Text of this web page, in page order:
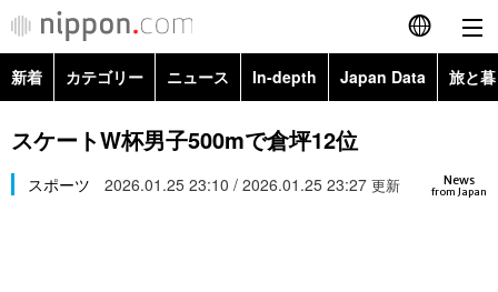
English
繁體字
新着 カテゴリー ニュース In-depth Japan Data 旅と
政治・外交
経済・ビジネス Images
スケートW杯男子500mで倉坪12位
News
from Japan
スポーツ 2026.01.25 23:10 / 2026.01.25 23:27 更新